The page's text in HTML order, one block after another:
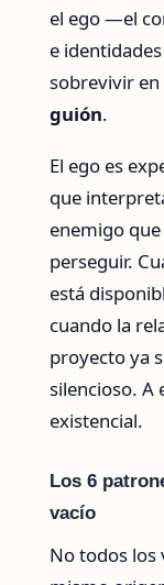
el ego —el
e
sobrevivir
guión.
El ego es
que
enemigo
perseguir.
está
cuando la
proyecto ya
silencioso. A
existencial.
Los 6
vacío
No todos los